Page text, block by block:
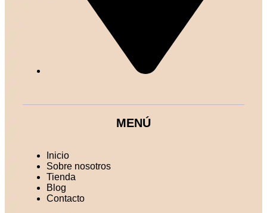
MENÚ
Inicio
Sobre nosotros
Tienda
Blog
Contacto